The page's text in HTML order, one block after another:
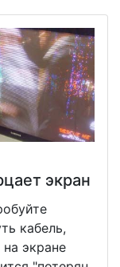
экран
кабель,
на экране